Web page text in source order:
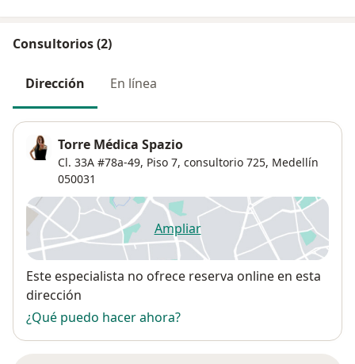
Consultorios (2)
Dirección En línea
Torre Médica Spazio
Cl. 33A #78a-49, Piso 7, consultorio 725, Medellín
050031
Ampliarse abre en una nueva
Disponibilidad
Este especialista no ofrece reserva online en esta
dirección
¿Qué puedo hacer ahora?